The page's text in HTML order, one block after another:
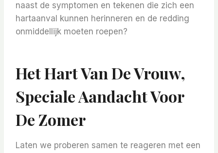
naast de symptomen en tekenen die zich een
hartaanval kunnen herinneren en de redding
onmiddellijk moeten roepen?
Het Hart Van De Vrouw,
Speciale Aandacht Voor
De Zomer
Laten we proberen samen te reageren met een